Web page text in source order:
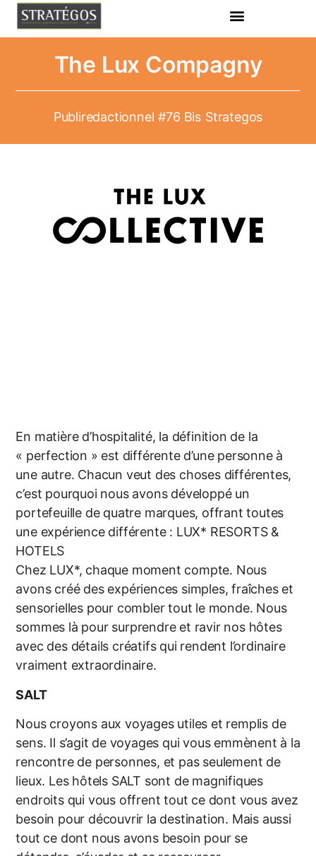
The Lux Compagny
Publiredactionnel #76 Bis Strategos
En matière d’hospitalité, la définition de la
« perfection » est différente d’une personne à
une autre. Chacun veut des choses différentes,
c’est pourquoi nous avons développé un
portefeuille de quatre marques, offrant toutes
une expérience différente : LUX* RESORTS &
HOTELS
Chez LUX*, chaque moment compte. Nous
avons créé des expériences simples, fraîches et
sensorielles pour combler tout le monde. Nous
sommes là pour surprendre et ravir nos hôtes
avec des détails créatifs qui rendent l’ordinaire
vraiment extraordinaire.
SALT
Nous croyons aux voyages utiles et remplis de
sens. Il s’agit de voyages qui vous emmènent à la
rencontre de personnes, et pas seulement de
lieux. Les hôtels SALT sont de magnifiques
endroits qui vous offrent tout ce dont vous avez
besoin pour découvrir la destination. Mais aussi
tout ce dont nous avons besoin pour se